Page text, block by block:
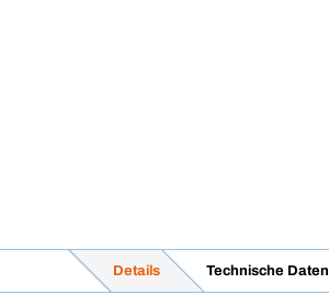
Details Technische Daten